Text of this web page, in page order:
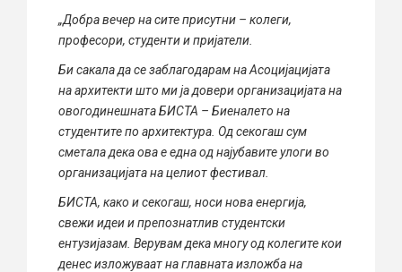
„Добра вечер на сите присутни – колеги,
професори, студенти и пријатели.
Би сакала да се заблагодарам на Асоцијацијата
на архитекти што ми ја довери организацијата на
овогодинешната БИСТА – Биеналето на
студентите по архитектура. Од секогаш сум
сметала дека ова е една од најубавите улоги во
организацијата на целиот фестивал.
БИСТА, како и секогаш, носи нова енергија,
свежи идеи и препознатлив студентски
ентузијазам. Верувам дека многу од колегите кои
денес изложуваат на главната изложба на